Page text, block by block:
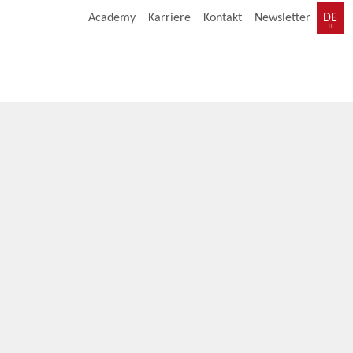
Academy Karriere Kontakt Newsletter DE